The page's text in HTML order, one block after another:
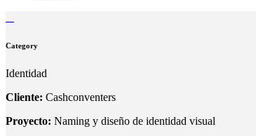
Category
Identidad
Cliente: Cashconventers
Proyecto: Naming y diseño de identidad visual